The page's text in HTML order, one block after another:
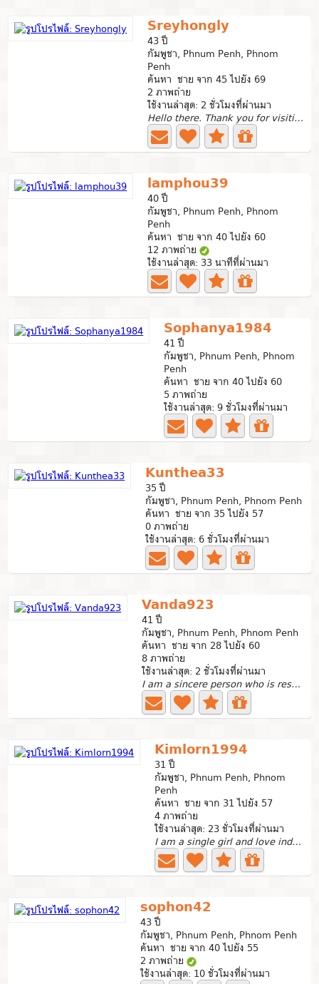
Sreyhongly
43 ปี
กัมพูชา, Phnum Penh, Phnom
Penh
ค้นหา ชาย จาก 45 ไปยัง 69
2 ภาพถ่าย
ใช้งานล่าสุด: 2 ชั่วโมงที่ผ่านมา
Hello there. Thank you for visiting my profile. Let me...
lamphou39
40 ปี
กัมพูชา, Phnum Penh, Phnom
Penh
ค้นหา ชาย จาก 40 ไปยัง 60
12 ภาพถ่าย
ใช้งานล่าสุด: 33 นาทีที่ผ่านมา
Sophanya1984
41 ปี
กัมพูชา, Phnum Penh, Phnom
Penh
ค้นหา ชาย จาก 40 ไปยัง 60
5 ภาพถ่าย
ใช้งานล่าสุด: 9 ชั่วโมงที่ผ่านมา
Kunthea33
35 ปี
กัมพูชา, Phnum Penh, Phnom Penh
ค้นหา ชาย จาก 35 ไปยัง 57
0 ภาพถ่าย
ใช้งานล่าสุด: 6 ชั่วโมงที่ผ่านมา
Vanda923
41 ปี
กัมพูชา, Phnum Penh, Phnom Penh
ค้นหา ชาย จาก 28 ไปยัง 60
8 ภาพถ่าย
ใช้งานล่าสุด: 2 ชั่วโมงที่ผ่านมา
I am a sincere person who is respected and valued.I am an...
Kimlorn1994
31 ปี
กัมพูชา, Phnum Penh, Phnom
Penh
ค้นหา ชาย จาก 31 ไปยัง 57
4 ภาพถ่าย
ใช้งานล่าสุด: 23 ชั่วโมงที่ผ่านมา
I am a single girl and love independence Always respect...
sophon42
43 ปี
กัมพูชา, Phnum Penh, Phnom Penh
ค้นหา ชาย จาก 40 ไปยัง 55
2 ภาพถ่าย
ใช้งานล่าสุด: 10 ชั่วโมงที่ผ่านมา